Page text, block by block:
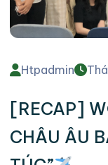
Htpadmin
[RECAP]
CHÂU ÂU